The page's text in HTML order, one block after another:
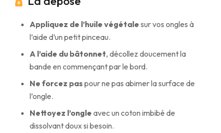
Appliquez de l’huile végétale sur vos ongles à
l’aide d’un petit pinceau.
A l’aide du bâtonnet, décollez doucement la
bande en commençant par le bord.
Ne forcez pas pour ne pas abimer la surface de
l’ongle.
Nettoyez l’ongle avec un coton imbibé de
dissolvant doux si besoin.